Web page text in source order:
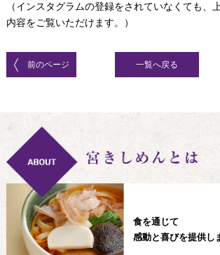
（インスタグラムの登録をされていなくても、
内容をご覧いただけます。）
前のページ 一覧へ戻る
食を通じて
感動と喜びを提供し